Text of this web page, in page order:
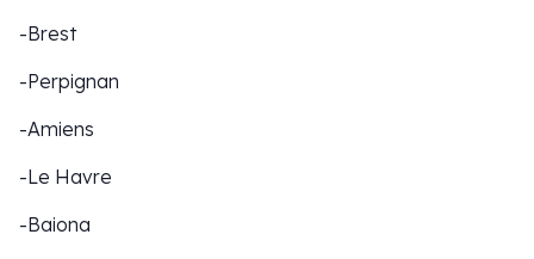
-Brest
-Perpignan
-Amiens
-Le Havre
-Baiona